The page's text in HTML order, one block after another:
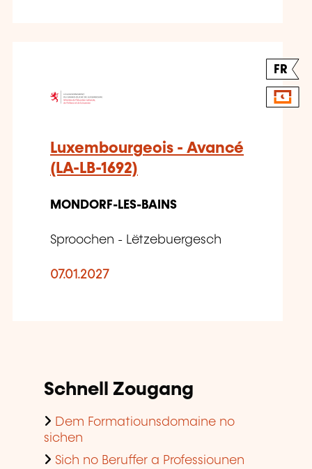
FR
Luxembourgeois - Avancé
(LA-LB-1692)
MONDORF-LES-BAINS
Sproochen - Lëtzebuergesch
07.01.2027
Schnell Zougang
Dem Formatiounsdomaine no
sichen
Sich no Beruffer a Professiounen